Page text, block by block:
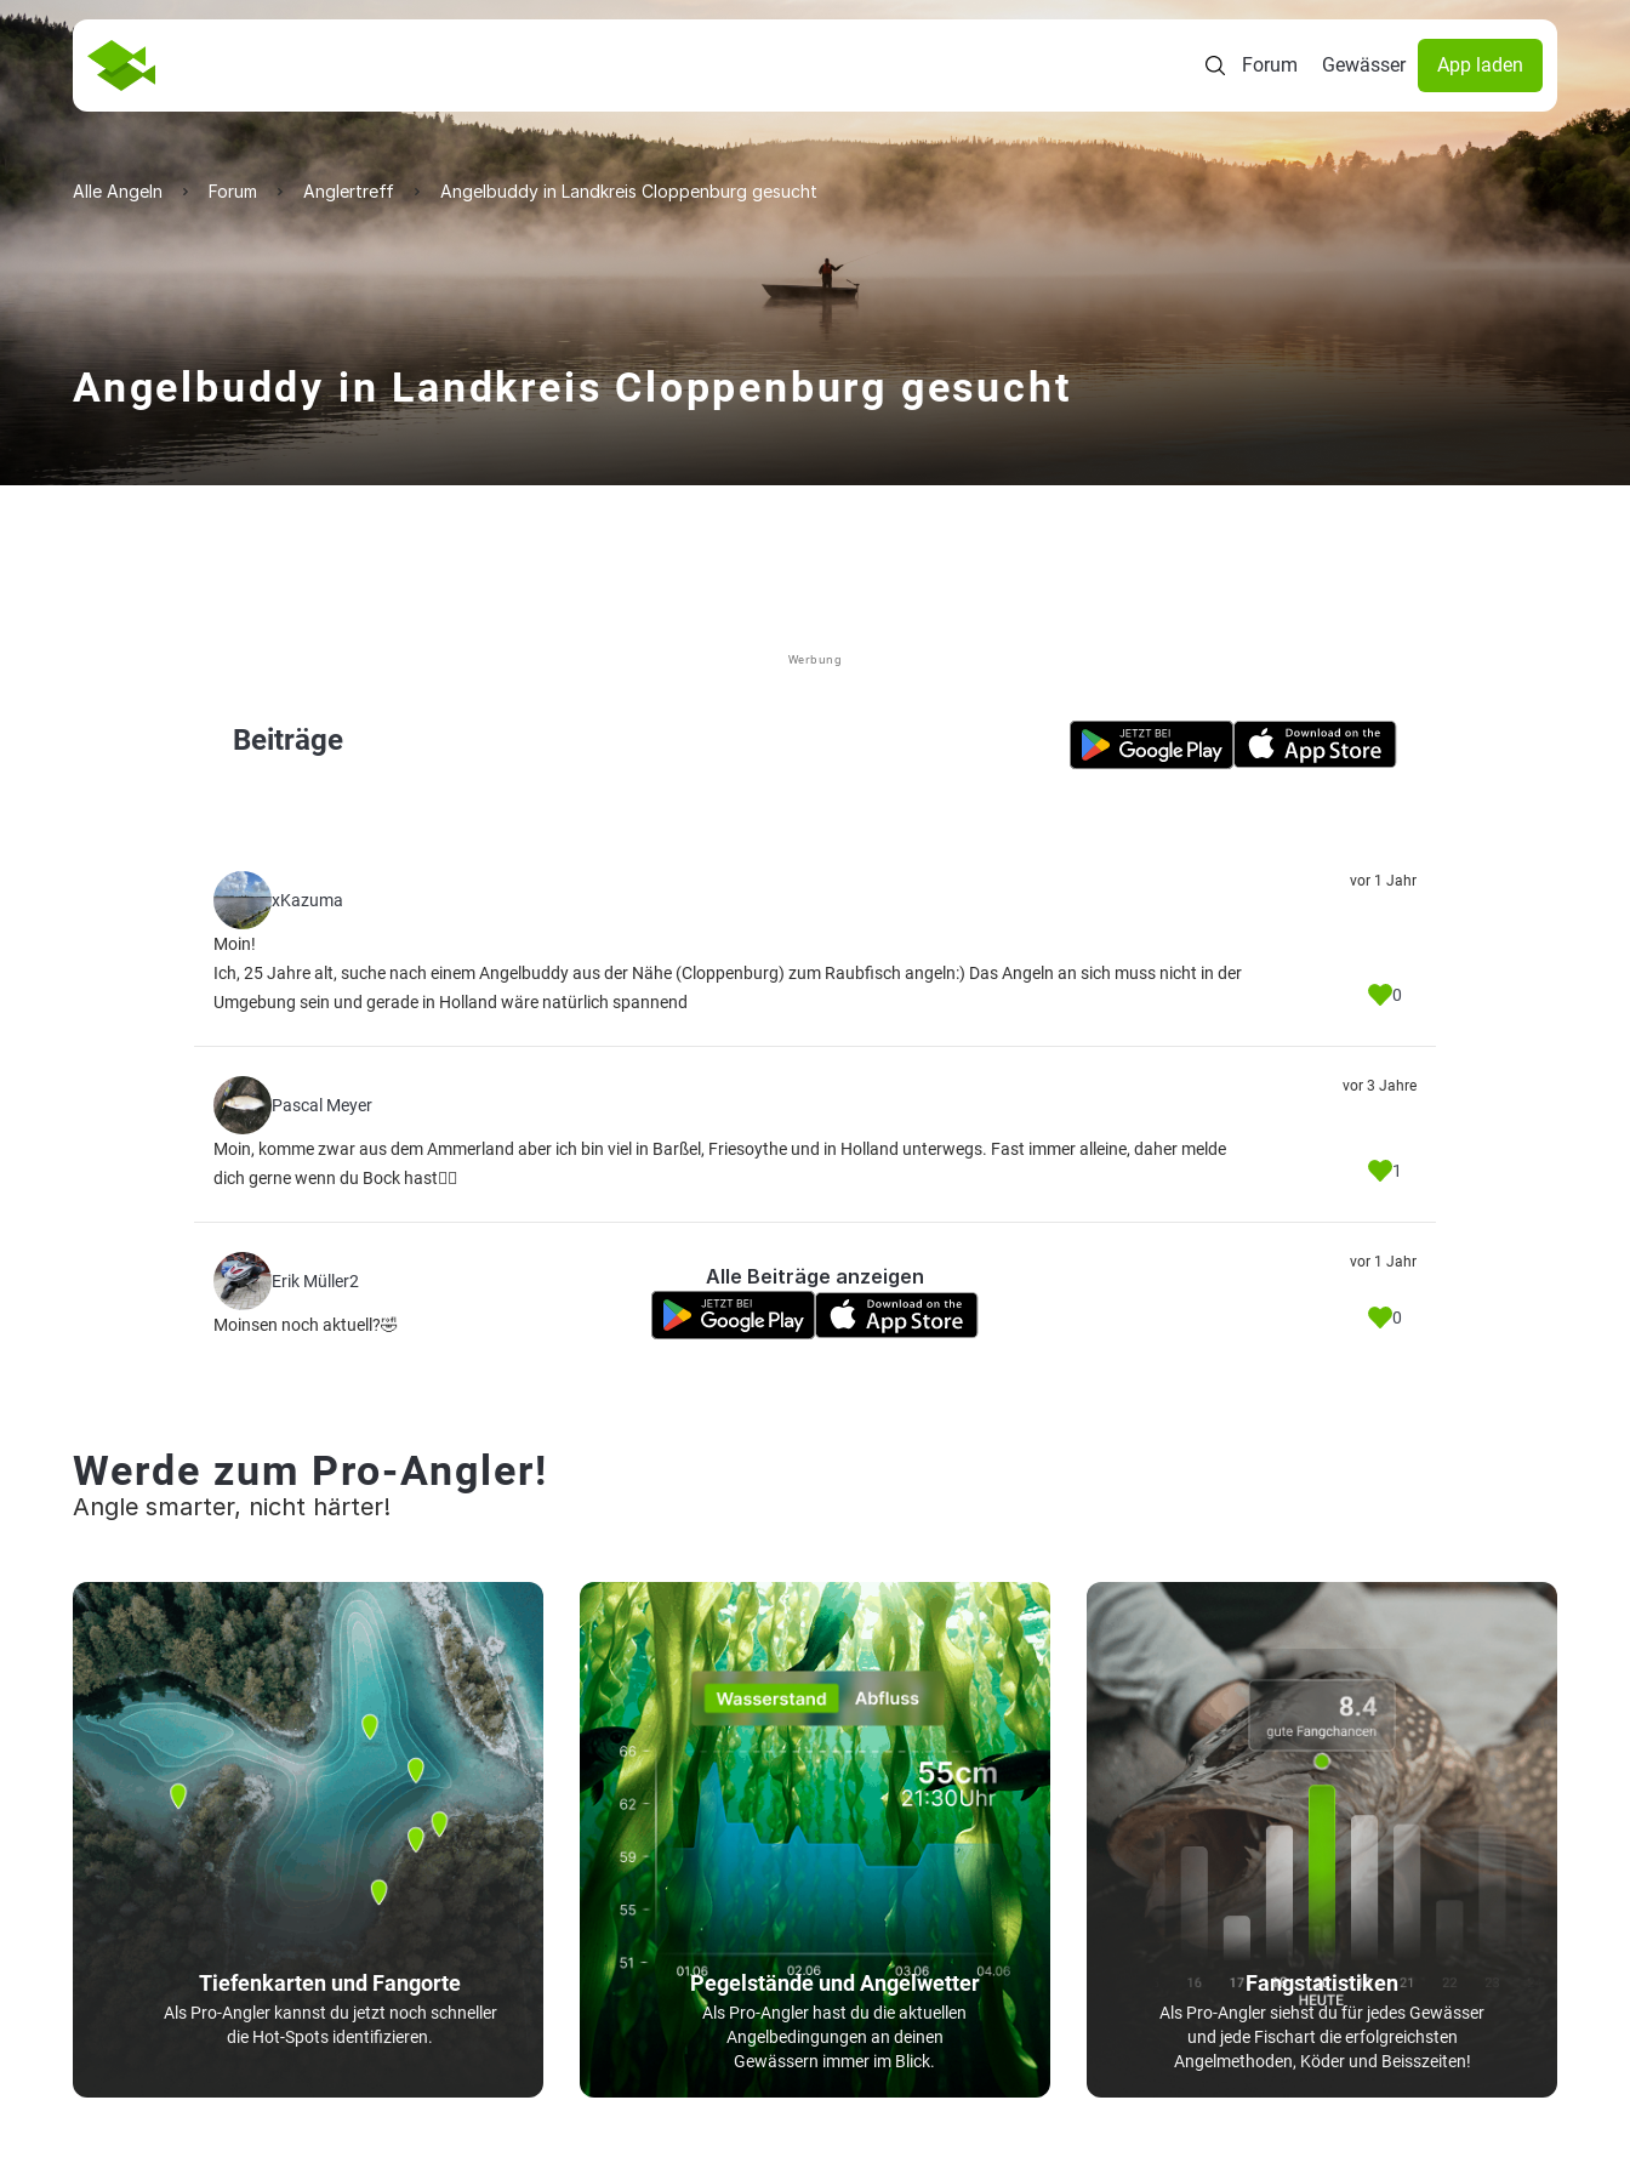
Forum Gewässer App laden
Alle Angeln Forum Anglertreff Angelbuddy in Landkreis Cloppenburg gesucht
Angelbuddy in Landkreis Cloppenburg gesucht
Werbung
Beiträge
xKazuma
Moin!
Ich, 25 Jahre alt, suche nach einem Angelbuddy aus der Nähe (Cloppenburg) zum Raubfisch angeln:) Das Angeln an sich muss nicht in der
Umgebung sein und gerade in Holland wäre natürlich spannend
vor 1 Jahr
0
Pascal Meyer
Moin, komme zwar aus dem Ammerland aber ich bin viel in Barßel, Friesoythe und in Holland unterwegs. Fast immer alleine, daher melde
dich gerne wenn du Bock hast👍🏼
vor 3 Jahre
1
Erik Müller2
Moinsen noch aktuell?🤣
vor 1 Jahr
0
Alle Beiträge anzeigen
Werde zum Pro-Angler!
Angle smarter, nicht härter!
Tiefenkarten und Fangorte
Als Pro-Angler kannst du jetzt noch schneller
die Hot-Spots identifizieren.
Pegelstände und Angelwetter
Als Pro-Angler hast du die aktuellen
Angelbedingungen an deinen
Gewässern immer im Blick.
Fangstatistiken
Als Pro-Angler siehst du für jedes Gewässer
und jede Fischart die erfolgreichsten
Angelmethoden, Köder und Beisszeiten!